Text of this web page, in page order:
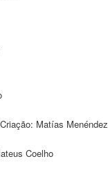
Matías Menéndez
Coelho